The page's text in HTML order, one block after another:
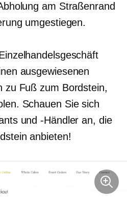
am Straßenrand
umgestiegen.
ausgewiesenen
zu Fuß zum Bordstein,
Schauen Sie sich
und -Händler an, die
anbieten!